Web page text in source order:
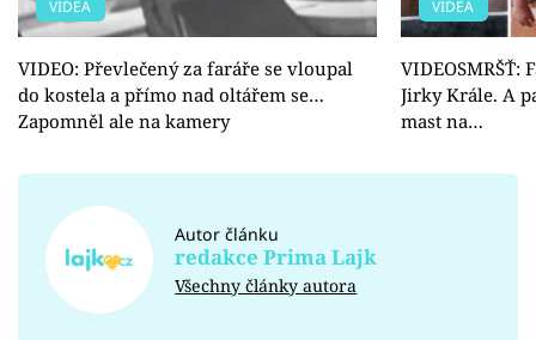
VIDEA
VIDEO: Převlečený za faráře se vloupal
do kostela a přímo nad oltářem se…
Zapomněl ale na kamery
VIDEA
VIDEOSMRŠŤ:
Jirky Krále. A
mast na…
Autor článku
redakce Prima Lajk
Všechny články autora